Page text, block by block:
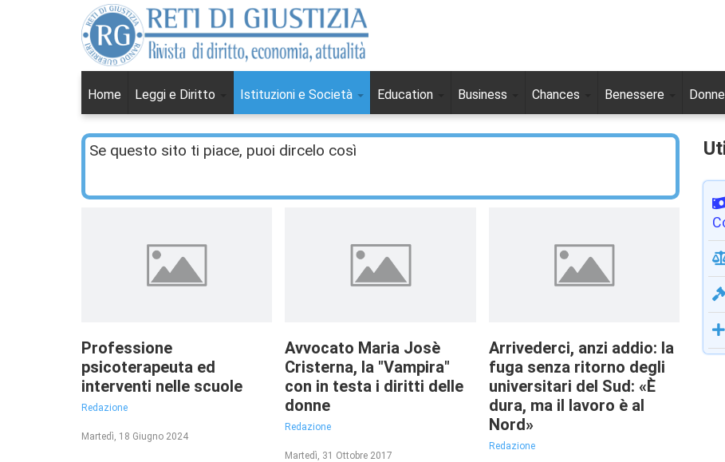
Home Leggi e Diritto Istituzioni e Società Education Business Chances Benessere Donne
Se questo sito ti piace, puoi dircelo così
Professione
psicoterapeuta ed
interventi nelle scuole
Redazione
Martedì, 18 Giugno 2024
Avvocato Maria Josè
Cristerna, la "Vampira"
con in testa i diritti delle
donne
Redazione
Martedì, 31 Ottobre 2017
Arrivederci, anzi addio: la
fuga senza ritorno degli
universitari del Sud: «È
dura, ma il lavoro è al
Nord»
Redazione